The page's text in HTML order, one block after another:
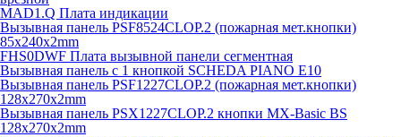
MAD1.Q Плата индикации
Вызывная панель PSF8524CLOP.2 (пожарная мет.кнопки)
85х240х2mm
FHS0DWF Плата вызывной панели сегментная
Вызывная панель с 1 кнопкой SCHEDA PIANO E10
Вызывная панель PSF1227CLOP.2 (пожарная мет.кнопки)
128х270х2mm
Вызывная панель PSX1227CLOP.2 кнопки MX-Basic BS
128х270х2mm